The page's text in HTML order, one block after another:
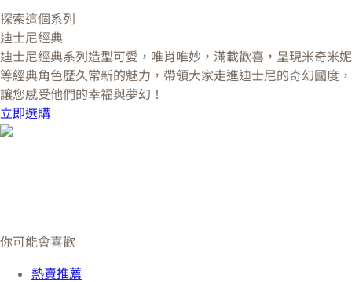
探索這個系列
迪士尼經典
迪士尼經典系列造型可愛，唯肖唯妙，滿載歡喜，呈現米奇米妮
等經典角色歷久常新的魅力，帶領大家走進迪士尼的奇幻國度，
讓您感受他們的幸福與夢幻！
立即選購
你可能會喜歡
熱賣推薦